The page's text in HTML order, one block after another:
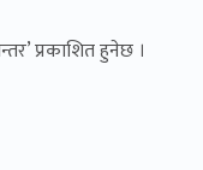
प्रकाशित हुनेछ ।